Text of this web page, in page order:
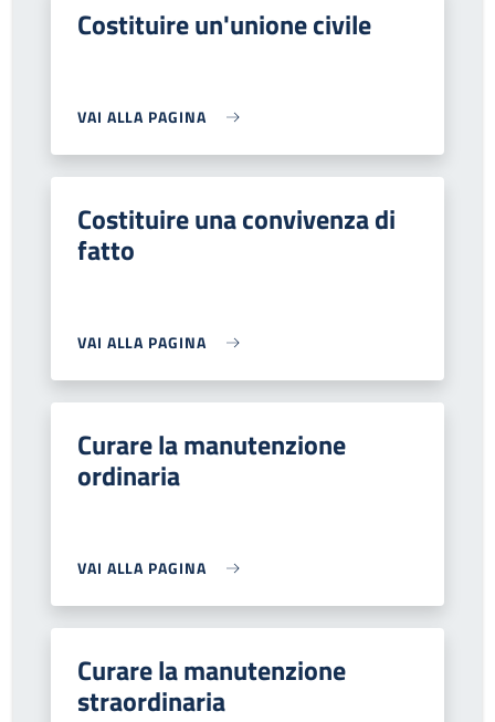
Costituire un'unione civile
VAI ALLA PAGINA
Costituire una convivenza di
fatto
VAI ALLA PAGINA
Curare la manutenzione
ordinaria
VAI ALLA PAGINA
Curare la manutenzione
straordinaria